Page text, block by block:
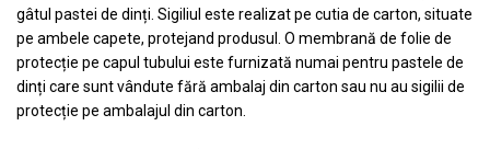
gâtul pastei de dinți. Sigiliul este realizat pe cutia de carton, situate
pe ambele capete, protejand produsul. O membrană de folie de
protecție pe capul tubului este furnizată numai pentru pastele de
dinți care sunt vândute fără ambalaj din carton sau nu au sigilii de
protecție pe ambalajul din carton.